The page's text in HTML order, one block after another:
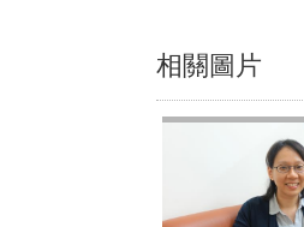
相關圖片